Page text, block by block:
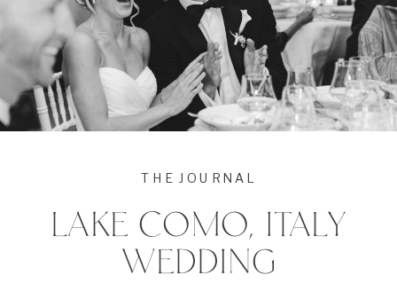
LAKE COMO, ITALY
WEDDING
THE JOURNAL